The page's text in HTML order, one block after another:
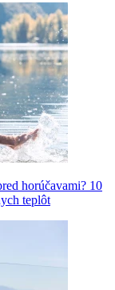
horúčavami? 10
teplôt